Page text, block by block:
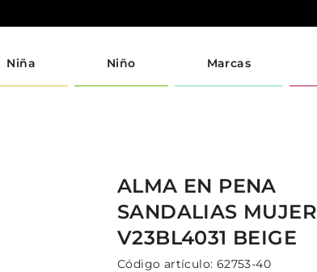
Niña Niño Marcas
ALMA EN PENA
SANDALIAS MUJER
V23BL4031 BEIGE
Código artículo: 62753-40